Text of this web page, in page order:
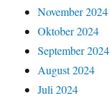
November 2024
Oktober 2024
September 2024
August 2024
Juli 2024